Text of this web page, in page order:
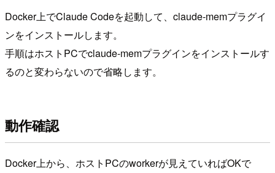
Docker上でClaude Codeを起動して、claude-memプラグイ
ンをインストールします。
手順はホストPCでclaude-memプラグインをインストールす
るのと変わらないので省略します。
動作確認
Docker上から、ホストPCのworkerが見えていればOKで